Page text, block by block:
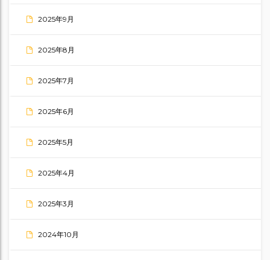
2025年9月
2025年8月
2025年7月
2025年6月
2025年5月
2025年4月
2025年3月
2024年10月